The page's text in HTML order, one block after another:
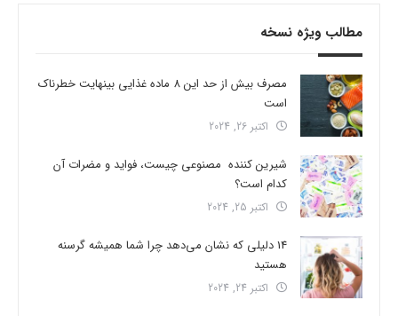
مطالب ویژه نسخه
مصرف بیش از حد این 8 ماده غذایی بینهایت خطرناک
است
اکتبر 26, 2024
شیرین کننده مصنوعی چیست، فواید و مضرات آن
کدام است؟
اکتبر 25, 2024
14 دلیلی که نشان می‌دهد چرا شما همیشه گرسنه
هستید
اکتبر 24, 2024